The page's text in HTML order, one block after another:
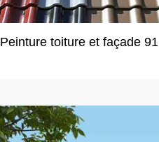
Peinture toiture et façade 91